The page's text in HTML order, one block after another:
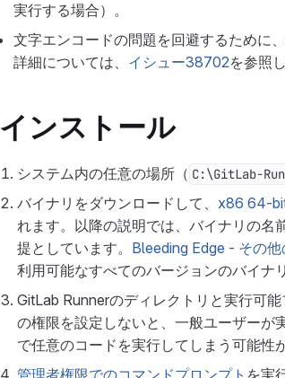
実行する場合）。
文字エンコードの問題を回避するために
詳細については、 イシュー38702を参照
インストール
システム内の任意の場所（ C:\GitLab-
バイナリをダウンロードして、 x86 64-
れます。以降の説明では、バイナリの名
提としています。 Bleeding Edge - その
利用可能なすべてのバージョンのバイナ
GitLab Runnerのディレクトリと実行可
の権限を設定しないと、一般ユーザーが
で任意のコードを実行してしまう可能性
管理者権限でのコマンドプロンプト を実